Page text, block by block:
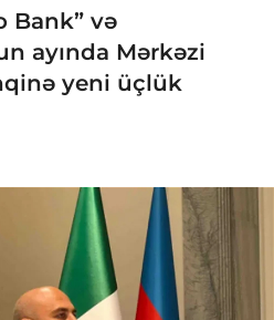
Bank” və
ayında Mərkəzi
yeni üçlük